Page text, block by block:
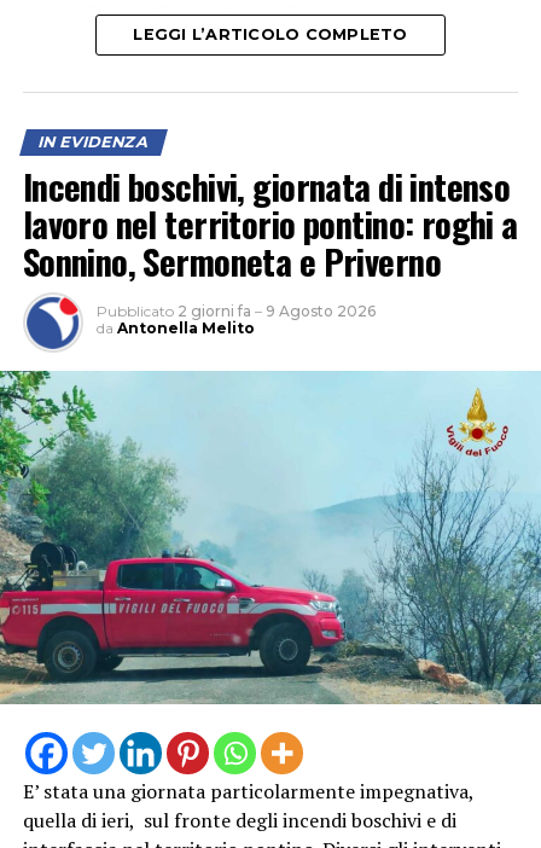
Marco Giallini, Claudia Gerini, Fabio Volo, Ilenia
Pastorelli e Paolo Calabresi.
Ospiti della serata il regista Christian Marazziti e Marco
Giallini, che hanno incontrato il pubblico al termine
della proiezione, raccontando la realizzazione del film e
condividendo aneddoti ed esperienze legate al set e al
loro lavoro nel cinema. Tra gli ospiti presenti anche il
regista Paolo Genovese, già protagonista della serata
inaugurale della rassegna.
LEGGI L’ARTICOLO COMPLETO
IN EVIDENZA
Incendi boschivi, giornata di intenso
lavoro nel territorio pontino: roghi a
Sonnino, Sermoneta e Priverno
Pubblicato 2 giorni fa – 9 Agosto 2026
da Antonella Melito
E’ stata una giornata particolarmente impegnativa,
quella di ieri, sul fronte degli incendi boschivi e di